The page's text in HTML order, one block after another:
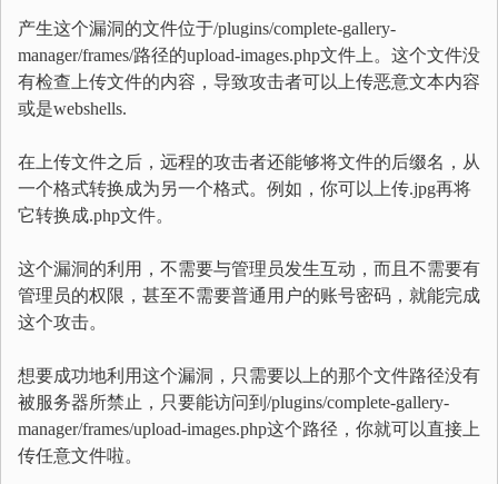
产生这个漏洞的文件位于/plugins/complete-gallery-
manager/frames/路径的upload-images.php文件上。这个文件没
有检查上传文件的内容，导致攻击者可以上传恶意文本内容
或是webshells.
在上传文件之后，远程的攻击者还能够将文件的后缀名，从
一个格式转换成为另一个格式。例如，你可以上传.jpg再将
它转换成.php文件。
这个漏洞的利用，不需要与管理员发生互动，而且不需要有
管理员的权限，甚至不需要普通用户的账号密码，就能完成
这个攻击。
想要成功地利用这个漏洞，只需要以上的那个文件路径没有
被服务器所禁止，只要能访问到/plugins/complete-gallery-
manager/frames/upload-images.php这个路径，你就可以直接上
传任意文件啦。